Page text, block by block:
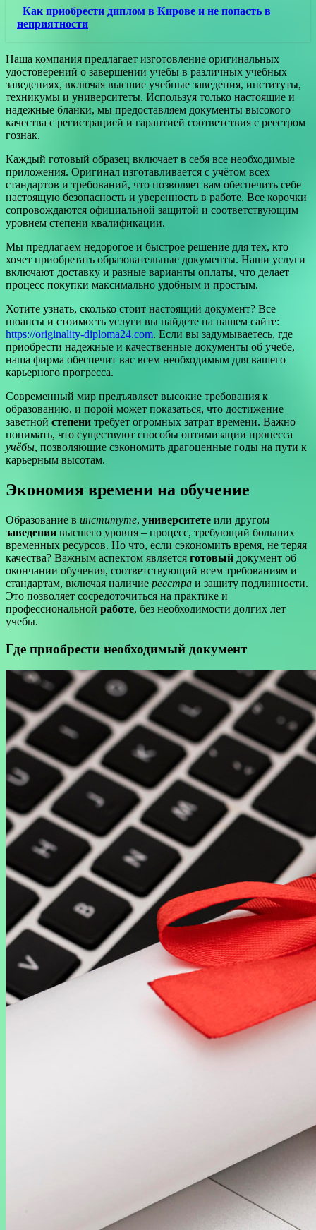
Как приобрести диплом в Кирове и не попасть в
неприятности
Наша компания предлагает изготовление оригинальных
удостоверений о завершении учебы в различных учебных
заведениях, включая высшие учебные заведения, институты,
техникумы и университеты. Используя только настоящие и
надежные бланки, мы предоставляем документы высокого
качества с регистрацией и гарантией соответствия с реестром
гознак.
Каждый готовый образец включает в себя все необходимые
приложения. Оригинал изготавливается с учётом всех
стандартов и требований, что позволяет вам обеспечить себе
настоящую безопасность и уверенность в работе. Все корочки
сопровождаются официальной защитой и соответствующим
уровнем степени квалификации.
Мы предлагаем недорогое и быстрое решение для тех, кто
хочет приобретать образовательные документы. Наши услуги
включают доставку и разные варианты оплаты, что делает
процесс покупки максимально удобным и простым.
Хотите узнать, сколько стоит настоящий документ? Все
нюансы и стоимость услуги вы найдете на нашем сайте:
https://originality-diploma24.com. Если вы задумываетесь, где
приобрести надежные и качественные документы об учебе,
наша фирма обеспечит вас всем необходимым для вашего
карьерного прогресса.
Современный мир предъявляет высокие требования к
образованию, и порой может показаться, что достижение
заветной степени требует огромных затрат времени. Важно
понимать, что существуют способы оптимизации процесса
учёбы, позволяющие сэкономить драгоценные годы на пути к
карьерным высотам.
Экономия времени на обучение
Образование в институте, университете или другом
заведении высшего уровня – процесс, требующий больших
временных ресурсов. Но что, если сэкономить время, не теряя
качества? Важным аспектом является готовый документ об
окончании обучения, соответствующий всем требованиям и
стандартам, включая наличие реестра и защиту подлинности.
Это позволяет сосредоточиться на практике и
профессиональной работе, без необходимости долгих лет
учебы.
Где приобрести необходимый документ